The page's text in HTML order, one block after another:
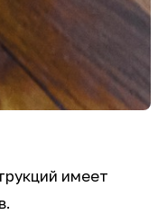
имеет